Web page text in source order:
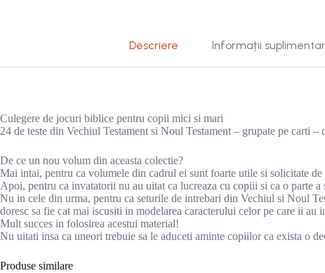
Descriere Informații
Culegere de jocuri biblice pentru copii mici si mari
24 de teste din Vechiul Testament si Noul Testament – grupate pe carti –
De ce un nou volum din aceasta colectie?
Mai intai, pentru ca volumele din cadrul ei sunt foarte utile si solicitate de
Apoi, pentru ca invatatorii nu au uitat ca lucreaza cu copiii si ca o parte
Nu in cele din urma, pentru ca seturile de intrebari din Vechiul si Noul
doresc sa fie cat mai iscusiti in modelarea caracterului celor pe care ii au
Mult succes in folosirea acestui material!
Nu uitati insa ca uneori trebuie sa le aduceti aminte copiilor ca exista o
Produse similare